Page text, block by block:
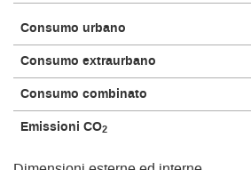
Consumo urbano
Consumo extraurbano
Consumo combinato
Emissioni CO2